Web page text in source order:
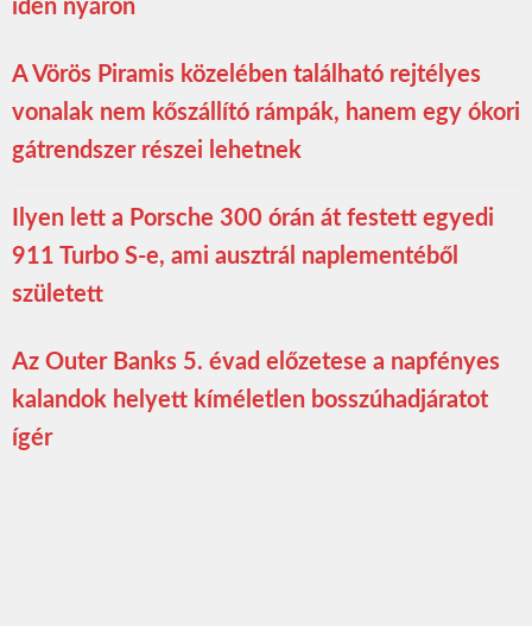
idén nyáron
A Vörös Piramis közelében található rejtélyes
vonalak nem kőszállító rámpák, hanem egy ókori
gátrendszer részei lehetnek
Ilyen lett a Porsche 300 órán át festett egyedi
911 Turbo S-e, ami ausztrál naplementéből
született
Az Outer Banks 5. évad előzetese a napfényes
kalandok helyett kíméletlen bosszúhadjáratot
ígér